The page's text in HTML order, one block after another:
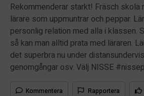
Rekommenderar starkt! Fräsch skola
lärare som uppmuntrar och peppar.
personlig relation med alla i klassen.
så kan man alltid prata med läraren.
det superbra nu under
genomgångar osv. Välj NISSE
Kommentera Rapportera